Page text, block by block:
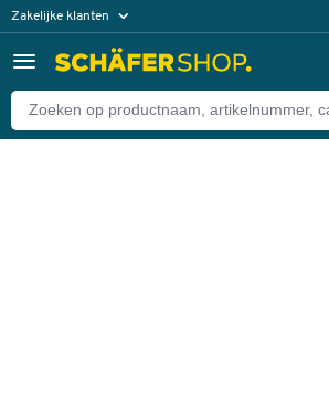
Zakelijke klanten
Particuliere klanten
Terug